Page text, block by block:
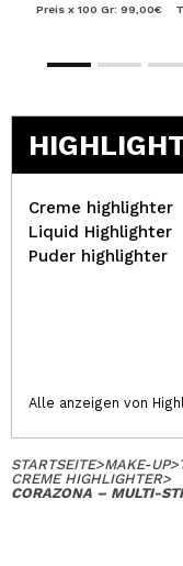
Preis x 100 Gr: 99,00€
Creme highlighter
Liquid Highlighter
Puder highlighter
Alle anzeigen von
STARTSEITE>MAKE-UP>
CREME HIGHLIGHTER>
CORAZONA – MULTI-